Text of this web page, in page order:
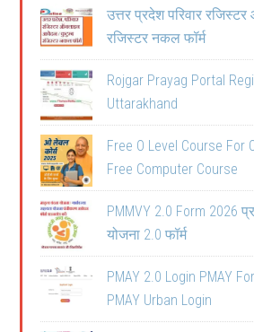
उत्तर प्रदेश परिवार
रजिस्टर नकल फॉर्म
Rojgar Prayag Portal
Uttarakhand
Free O Level Course For
Free Computer Course
PMMVY 2.0 Form 2026
योजना 2.0 फॉर्म
PMAY 2.0 Login PMAY
PMAY Urban Login